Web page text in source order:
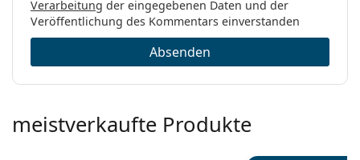
Verarbeitung der eingegebenen Daten und der
Veröffentlichung des Kommentars einverstanden
Absenden
meistverkaufte Produkte